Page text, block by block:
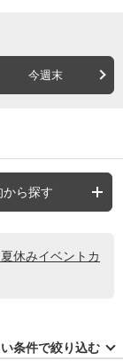
今週末
から探す
休みイベントカ
条件で絞り込む